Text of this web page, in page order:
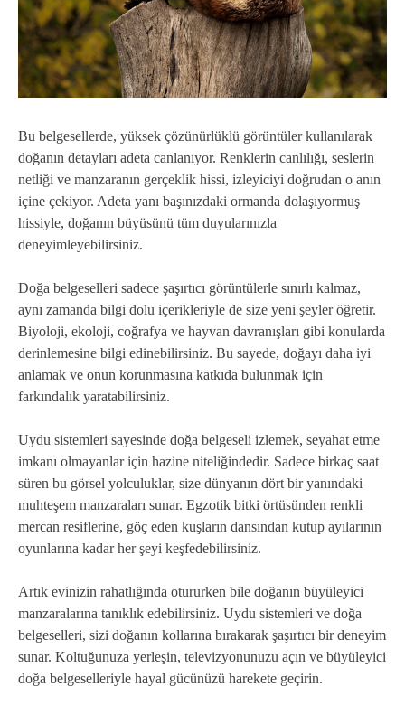
Bu belgesellerde, yüksek çözünürlüklü görüntüler kullanılarak
doğanın detayları adeta canlanıyor. Renklerin canlılığı, seslerin
netliği ve manzaranın gerçeklik hissi, izleyiciyi doğrudan o anın
içine çekiyor. Adeta yanı başınızdaki ormanda dolaşıyormuş
hissiyle, doğanın büyüsünü tüm duyularınızla
deneyimleyebilirsiniz.
Doğa belgeselleri sadece şaşırtıcı görüntülerle sınırlı kalmaz,
aynı zamanda bilgi dolu içerikleriyle de size yeni şeyler öğretir.
Biyoloji, ekoloji, coğrafya ve hayvan davranışları gibi konularda
derinlemesine bilgi edinebilirsiniz. Bu sayede, doğayı daha iyi
anlamak ve onun korunmasına katkıda bulunmak için
farkındalık yaratabilirsiniz.
Uydu sistemleri sayesinde doğa belgeseli izlemek, seyahat etme
imkanı olmayanlar için hazine niteliğindedir. Sadece birkaç saat
süren bu görsel yolculuklar, size dünyanın dört bir yanındaki
muhteşem manzaraları sunar. Egzotik bitki örtüsünden renkli
mercan resiflerine, göç eden kuşların dansından kutup ayılarının
oyunlarına kadar her şeyi keşfedebilirsiniz.
Artık evinizin rahatlığında otururken bile doğanın büyüleyici
manzaralarına tanıklık edebilirsiniz. Uydu sistemleri ve doğa
belgeselleri, sizi doğanın kollarına bırakarak şaşırtıcı bir deneyim
sunar. Koltuğunuza yerleşin, televizyonunuzu açın ve büyüleyici
doğa belgeselleriyle hayal gücünüzü harekete geçirin.